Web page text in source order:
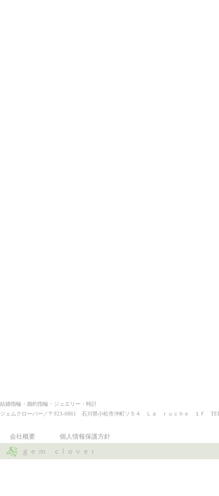
結婚指輪・婚約指輪・ジュエリー・時計
ジェムクローバー ／〒923-0861 石川県小松市沖町ソ５４ Ｌａ ｒｕｃｈｅ １Ｆ
会社概要 個人情報保護方針